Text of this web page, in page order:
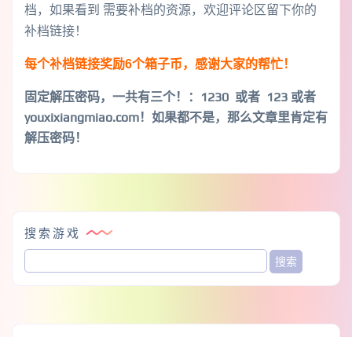
档，如果看到 需要补档的资源，欢迎评论区留下你的
补档链接！
每个补档链接奖励6个箱子币，感谢大家的帮忙！
固定解压密码，一共有三个！
：1230 或者 123 或者
youxixiangmiao.com！如果都不是，那么文章里肯定有
解压密码！
搜索游戏